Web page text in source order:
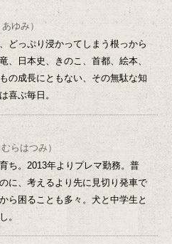
ゆみ）
どっぷり浸かってしまう根っから
、日本史、きのこ、首都、絵本、
成長にともない、その無駄な知
喜ぶ毎日。
むらはつみ）
ち。2013年よりプレマ勤務。普
に、考えるより先に見切り発車で
ら困ることも多々。犬と中学生と
。